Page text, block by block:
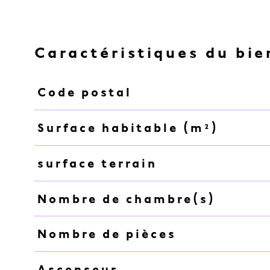
Caractéristiques du
Caractéristiques Valeurs
Code postal
Surface habitable (m²)
surface terrain
Nombre de chambre(s)
Nombre de pièces